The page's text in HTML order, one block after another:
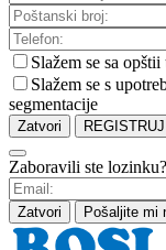
Slažem se sa opštii
Slažem se s
segmentacije
Zatvori
Zaboravili ste lozinku?
Zatvori Pošaljite mi